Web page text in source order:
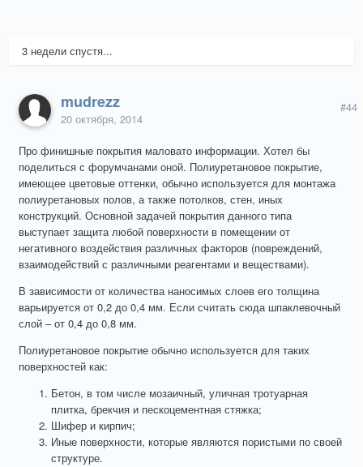
3 недели спустя...
mudrezz
20 октября, 2014
#44
Про финишные покрытия маловато информации. Хотел бы
поделиться с форумчанами оной. Полиуретановое покрытие,
имеющее цветовые оттенки, обычно используется для монтажа
полиуретановых полов, а также потолков, стен, иных
конструкций. Основной задачей покрытия данного типа
выступает защита любой поверхности в помещении от
негативного воздействия различных факторов (повреждений,
взаимодействий с различными реагентами и веществами).
В зависимости от количества наносимых слоев его толщина
варьируется от 0,2 до 0,4 мм. Если считать сюда шпаклевочный
слой – от 0,4 до 0,8 мм.
Полиуретановое покрытие обычно используется для таких
поверхностей как:
Бетон, в том числе мозаичный, уличная тротуарная
плитка, брекчия и пескоцементная стяжка;
Шифер и кирпич;
Иные поверхности, которые являются пористыми по своей
структуре.